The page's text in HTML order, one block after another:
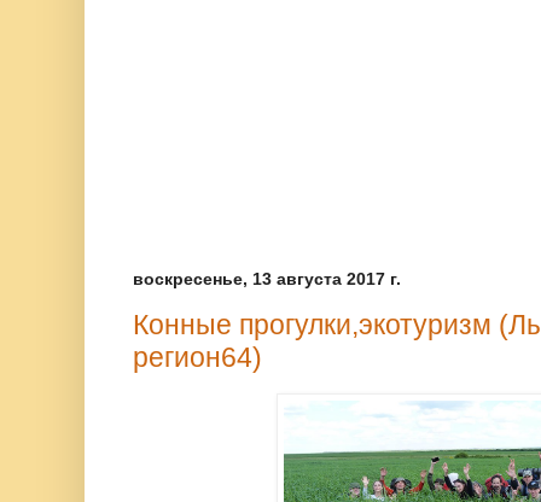
воскресенье, 13 августа 2017 г.
Конные прогулки,экотуризм
регион64)